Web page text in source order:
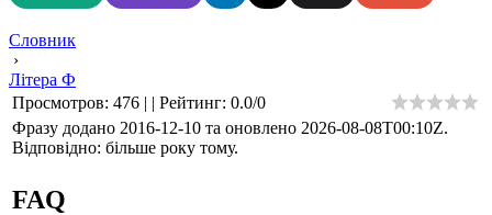
Словник
›
Літера Ф
Просмотров: 476 | | Рейтинг: 0.0/0
Фразу додано 2016-12-10 та оновлено 2026-08-08T00:10Z.
Відповідно: більше року тому.
FAQ